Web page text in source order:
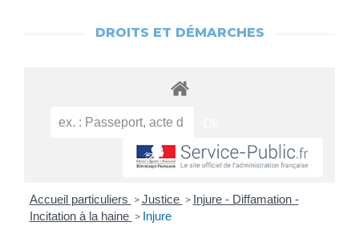
DROITS ET DÉMARCHES
Accueil particuliers > Justice > Injure - Diffamation -
Incitation à la haine > Injure